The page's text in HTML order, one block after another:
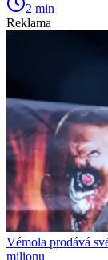
2 min
Reklama
Vémola prodává
milionu